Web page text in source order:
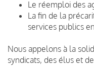
Le réemploi des
La fin de la
services publics
Nous appelons à la
syndicats, des élus et